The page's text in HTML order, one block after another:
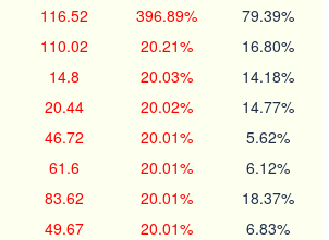
116.52 396.89% 79.39%
110.02 20.21% 16.80%
14.8 20.03% 14.18%
20.44 20.02% 14.77%
46.72 20.01% 5.62%
61.6 20.01% 6.12%
83.62 20.01% 18.37%
49.67 20.01% 6.83%